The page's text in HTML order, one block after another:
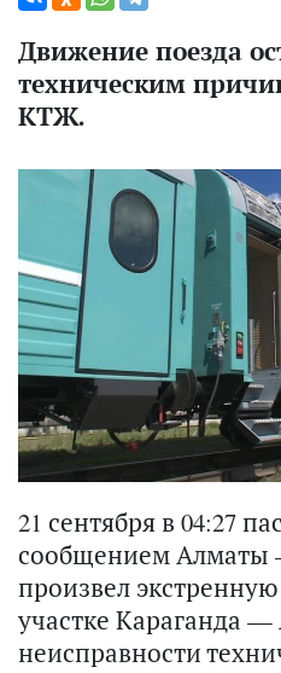
Движение поезда
техническим
КТЖ.
21 сентября в 04:27
сообщением Алматы
произвел
участке Караганда —
неисправности